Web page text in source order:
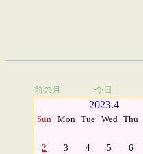
前の月 今日
2023.4
Sun Mon Tue Wed Thu
2
3 4 5 6